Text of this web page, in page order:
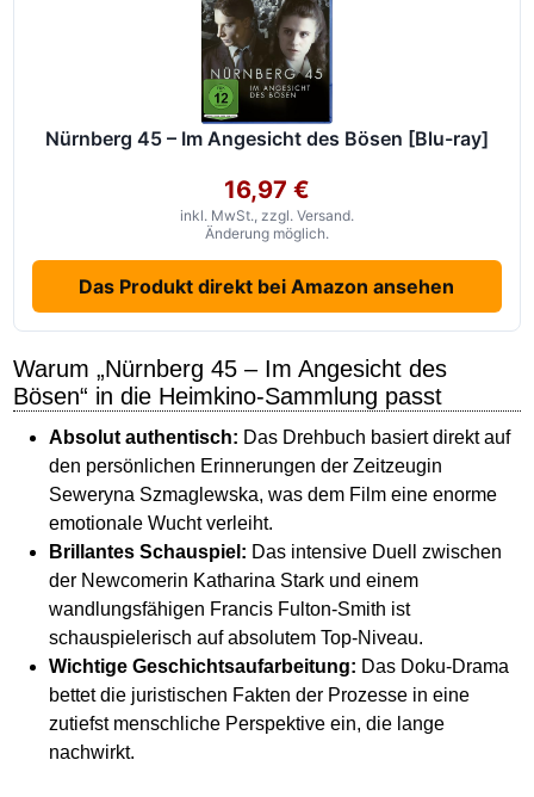
Nürnberg 45 – Im Angesicht des Bösen [Blu-ray]
16,97 €
inkl. MwSt., zzgl. Versand.
Änderung möglich.
Das Produkt direkt bei Amazon ansehen
Warum „Nürnberg 45 – Im Angesicht des
Bösen“ in die Heimkino-Sammlung passt
Absolut authentisch: Das Drehbuch basiert direkt auf
den persönlichen Erinnerungen der Zeitzeugin
Seweryna Szmaglewska, was dem Film eine enorme
emotionale Wucht verleiht.
Brillantes Schauspiel: Das intensive Duell zwischen
der Newcomerin Katharina Stark und einem
wandlungsfähigen Francis Fulton-Smith ist
schauspielerisch auf absolutem Top-Niveau.
Wichtige Geschichtsaufarbeitung: Das Doku-Drama
bettet die juristischen Fakten der Prozesse in eine
zutiefst menschliche Perspektive ein, die lange
nachwirkt.